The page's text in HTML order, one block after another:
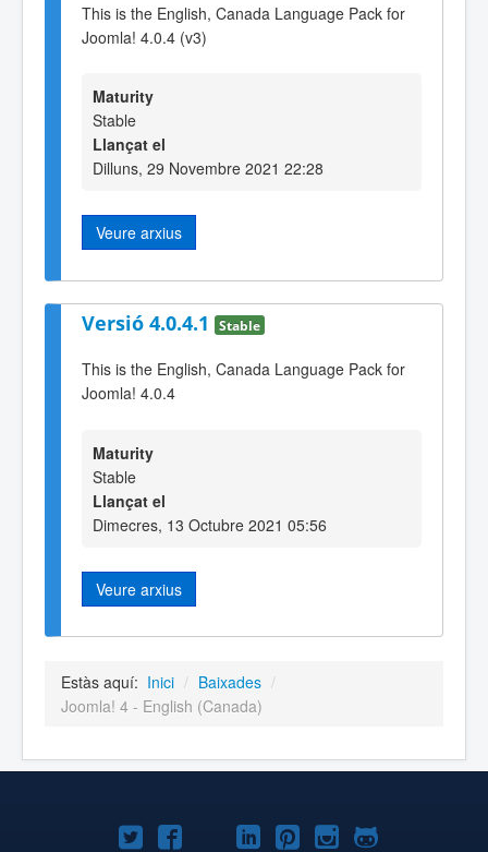
This is the English, Canada Language Pack for
Joomla! 4.0.4 (v3)
Maturity
Stable
Llançat el
Dilluns, 29 Novembre 2021 22:28
Veure arxius
Versió 4.0.4.1 Stable
This is the English, Canada Language Pack for
Joomla! 4.0.4
Maturity
Stable
Llançat el
Dimecres, 13 Octubre 2021 05:56
Veure arxius
Estàs aquí: Inici / Baixades /
Joomla! 4 - English (Canada)
Joomla!Joomla!Joomla!
Joomla!Joomla!
Joomla!Joomla!